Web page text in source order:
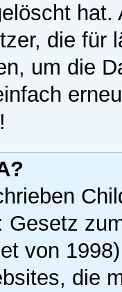
die für
um die
Gesetz
von
die